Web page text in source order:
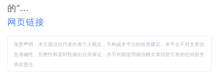
的“...
网页链接
免责声明：本文观点仅代表作者个人观点，不构成本平台的投资建议，本平台不对文章信
息准确性、完整性和及时性做出任何保证，亦不对因使用或信赖文章信息引发的任何损失
承担责任。